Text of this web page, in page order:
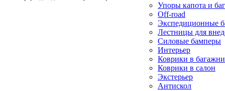
Упоры капота и
Off-road
Экспедиционные
Лестницы для
Силовые бамперы
Интерьер
Коврики в
Коврики в салон
Экстерьер
Антискол